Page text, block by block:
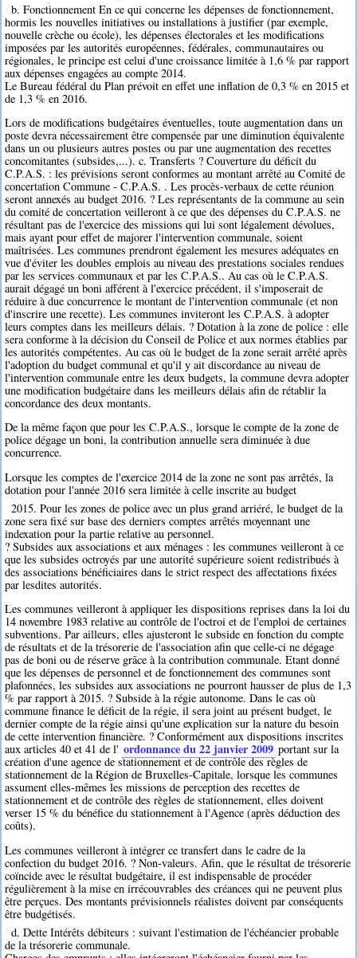
b. Fonctionnement En ce qui concerne les dépenses de fonctionnement,
hormis les nouvelles initiatives ou installations à justifier (par exemple,
nouvelle crèche ou école), les dépenses électorales et les modifications
imposées par les autorités européennes, fédérales, communautaires ou
régionales, le principe est celui d'une croissance limitée à 1,6 % par rapport
aux dépenses engagées au compte 2014.
Le Bureau fédéral du Plan prévoit en effet une inflation de 0,3 % en 2015 et
de 1,3 % en 2016.
Lors de modifications budgétaires éventuelles, toute augmentation dans un
poste devra nécessairement être compensée par une diminution équivalente
dans un ou plusieurs autres postes ou par une augmentation des recettes
concomitantes (subsides,...). c. Transferts ? Couverture du déficit du
C.P.A.S. : les prévisions seront conformes au montant arrêté au Comité de
concertation Commune - C.P.A.S. . Les procès-verbaux de cette réunion
seront annexés au budget 2016. ? Les représentants de la commune au sein
du comité de concertation veilleront à ce que des dépenses du C.P.A.S. ne
résultant pas de l'exercice des missions qui lui sont légalement dévolues,
mais ayant pour effet de majorer l'intervention communale, soient
maîtrisées. Les communes prendront également les mesures adéquates en
vue d'éviter les doubles emplois au niveau des prestations sociales rendues
par les services communaux et par les C.P.A.S.. Au cas où le C.P.A.S.
aurait dégagé un boni afférent à l'exercice précédent, il s'imposerait de
réduire à due concurrence le montant de l'intervention communale (et non
d'inscrire une recette). Les communes inviteront les C.P.A.S. à adopter
leurs comptes dans les meilleurs délais. ? Dotation à la zone de police : elle
sera conforme à la décision du Conseil de Police et aux normes établies par
les autorités compétentes. Au cas où le budget de la zone serait arrêté après
l'adoption du budget communal et qu'il y ait discordance au niveau de
l'intervention communale entre les deux budgets, la commune devra adopter
une modification budgétaire dans les meilleurs délais afin de rétablir la
concordance des deux montants.
De la même façon que pour les C.P.A.S., lorsque le compte de la zone de
police dégage un boni, la contribution annuelle sera diminuée à due
concurrence.
Lorsque les comptes de l'exercice 2014 de la zone ne sont pas arrêtés, la
dotation pour l'année 2016 sera limitée à celle inscrite au budget
2015. Pour les zones de police avec un plus grand arriéré, le budget de la
zone sera fixé sur base des derniers comptes arrêtés moyennant une
indexation pour la partie relative au personnel.
? Subsides aux associations et aux ménages : les communes veilleront à ce
que les subsides octroyés par une autorité supérieure soient redistribués à
des associations bénéficiaires dans le strict respect des affectations fixées
par lesdites autorités.
Les communes veilleront à appliquer les dispositions reprises dans la loi du
14 novembre 1983 relative au contrôle de l'octroi et de l'emploi de certaines
subventions. Par ailleurs, elles ajusteront le subside en fonction du compte
de résultats et de la trésorerie de l'association afin que celle-ci ne dégage
pas de boni ou de réserve grâce à la contribution communale. Etant donné
que les dépenses de personnel et de fonctionnement des communes sont
plafonnées, les subsides aux associations ne pourront hausser de plus de 1,3
% par rapport à 2015. ? Subside à la régie autonome. Dans le cas où
commune finance le déficit de la régie, il sera joint au présent budget, le
dernier compte de la régie ainsi qu'une explication sur la nature du besoin
de cette intervention financière. ? Conformément aux dispositions inscrites
aux articles 40 et 41 de l' ordonnance du 22 janvier 2009 portant sur la
création d'une agence de stationnement et de contrôle des règles de
stationnement de la Région de Bruxelles-Capitale, lorsque les communes
assument elles-mêmes les missions de perception des recettes de
stationnement et de contrôle des règles de stationnement, elles doivent
verser 15 % du bénéfice du stationnement à l'Agence (après déduction des
coûts).
Les communes veilleront à intégrer ce transfert dans le cadre de la
confection du budget 2016. ? Non-valeurs. Afin, que le résultat de trésorerie
coïncide avec le résultat budgétaire, il est indispensable de procéder
régulièrement à la mise en irrécouvrables des créances qui ne peuvent plus
être perçues. Des montants prévisionnels réalistes doivent par conséquents
être budgétisés.
d. Dette Intérêts débiteurs : suivant l'estimation de l'échéancier probable
de la trésorerie communale.